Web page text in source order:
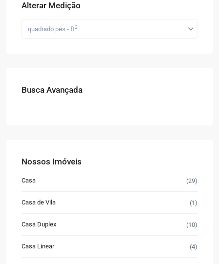
Alterar Medição
quadrado pés - ft2
Busca Avançada
Nossos Imóveis
Casa (29)
Casa de Vila (1)
Casa Duplex (10)
Casa Linear (4)